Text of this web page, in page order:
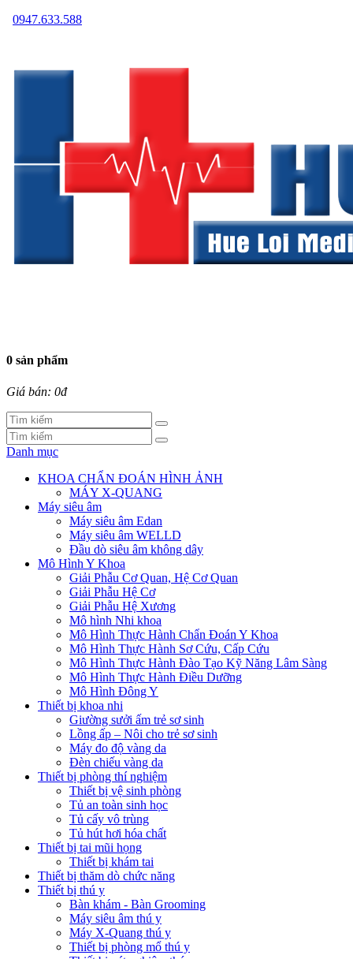
0947.633.588
0 sản phẩm
Giá bán: 0đ
Danh mục
KHOA CHẨN ĐOÁN HÌNH ẢNH
MÁY X-QUANG
Máy siêu âm
Máy siêu âm Edan
Máy siêu âm WELLD
Đầu dò siêu âm không dây
Mô Hình Y Khoa
Giải Phẫu Cơ Quan, Hệ Cơ Quan
Giải Phẫu Hệ Cơ
Giải Phẫu Hệ Xương
Mô hình Nhi khoa
Mô Hình Thực Hành Chẩn Đoán Y Khoa
Mô Hình Thực Hành Sơ Cứu, Cấp Cứu
Mô Hình Thực Hành Đào Tạo Kỹ Năng Lâm Sàng
Mô Hình Thực Hành Điều Dưỡng
Mô Hình Đông Y
Thiết bị khoa nhi
Giường sưởi ấm trẻ sơ sinh
Lồng ấp – Nôi cho trẻ sơ sinh
Máy đo độ vàng da
Đèn chiếu vàng da
Thiết bị phòng thí nghiệm
Thiết bị vệ sinh phòng
Tủ an toàn sinh học
Tủ cấy vô trùng
Tủ hút hơi hóa chất
Thiết bị tai mũi họng
Thiết bị khám tai
Thiết bị thăm dò chức năng
Thiết bị thú y
Bàn khám - Bàn Grooming
Máy siêu âm thú y
Máy X-Quang thú y
Thiết bị phòng mổ thú y